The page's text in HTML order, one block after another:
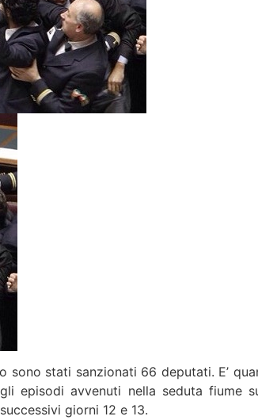
sono stati sanzionati 66 deputati. E’
episodi avvenuti nella seduta fiume
giorni 12 e 13.